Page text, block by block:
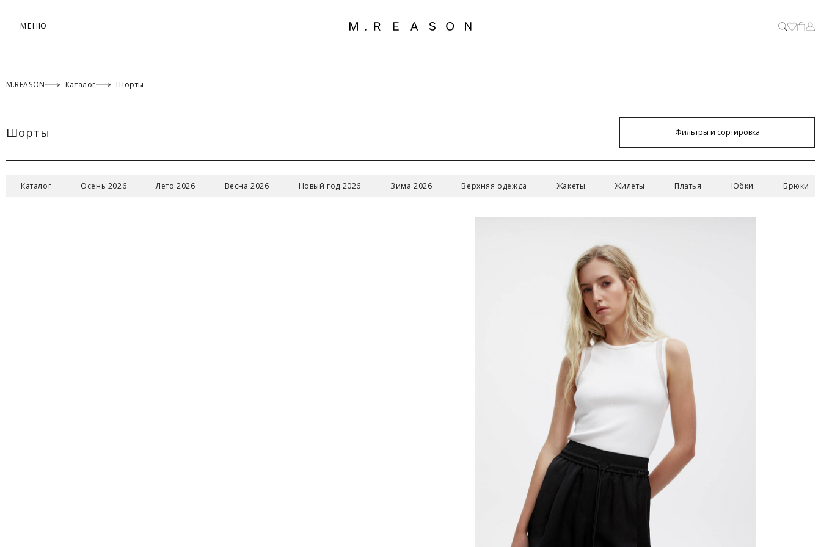
МЕНЮ
M.REASON Каталог Шорты
Шорты Фильтры и сортировка
Каталог Осень 2026 Лето 2026 Весна 2026 Новый год 2026 Зима 2026 Верхняя одежда Жакеты Жилеты Платья Юбки Брюки